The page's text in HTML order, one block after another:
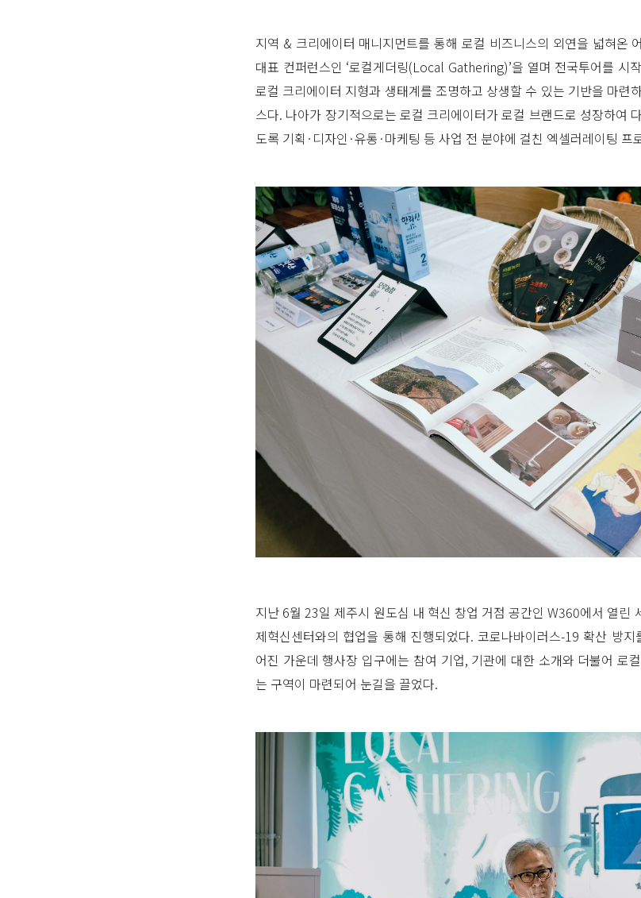
지역 & 크리에이터 매니지먼트를 통해 로컬 비즈니스의 외연을 넓혀온
대표 컨퍼런스인 ‘로컬게더링(Local Gathering)’을 열며 전국투어를 시
로컬 크리에이터 지형과 생태계를 조명하고 상생할 수 있는 기반을 마련
스다. 나아가 장기적으로는 로컬 크리에이터가 로컬 브랜드로 성장하여
도록 기획·디자인·유통·마케팅 등 사업 전 분야에 걸친 엑셀러레이팅 프
지난 6월 23일 제주시 원도심 내 혁신 창업 거점 공간인 W360에서 열린
제혁신센터와의 협업을 통해 진행되었다. 코로나바이러스-19 확산 방
어진 가운데 행사장 입구에는 참여 기업, 기관에 대한 소개와 더불어 로
는 구역이 마련되어 눈길을 끌었다.